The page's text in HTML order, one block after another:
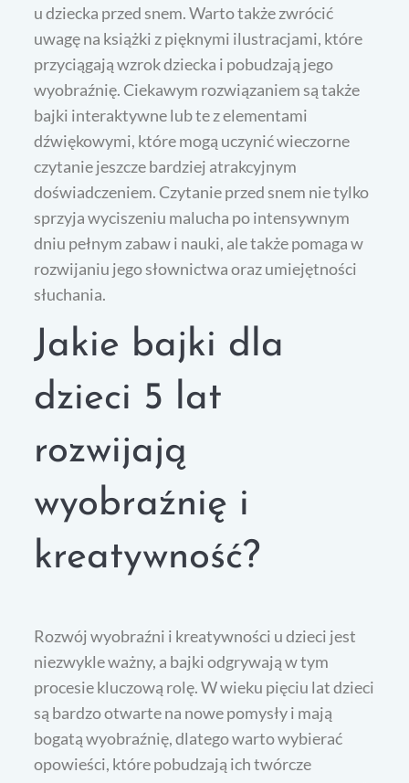
u dziecka przed snem. Warto także zwrócić
uwagę na książki z pięknymi ilustracjami, które
przyciągają wzrok dziecka i pobudzają jego
wyobraźnię. Ciekawym rozwiązaniem są także
bajki interaktywne lub te z elementami
dźwiękowymi, które mogą uczynić wieczorne
czytanie jeszcze bardziej atrakcyjnym
doświadczeniem. Czytanie przed snem nie tylko
sprzyja wyciszeniu malucha po intensywnym
dniu pełnym zabaw i nauki, ale także pomaga w
rozwijaniu jego słownictwa oraz umiejętności
słuchania.
Jakie bajki dla
dzieci 5 lat
rozwijają
wyobraźnię i
kreatywność?
Rozwój wyobraźni i kreatywności u dzieci jest
niezwykle ważny, a bajki odgrywają w tym
procesie kluczową rolę. W wieku pięciu lat dzieci
są bardzo otwarte na nowe pomysły i mają
bogatą wyobraźnię, dlatego warto wybierać
opowieści, które pobudzają ich twórcze